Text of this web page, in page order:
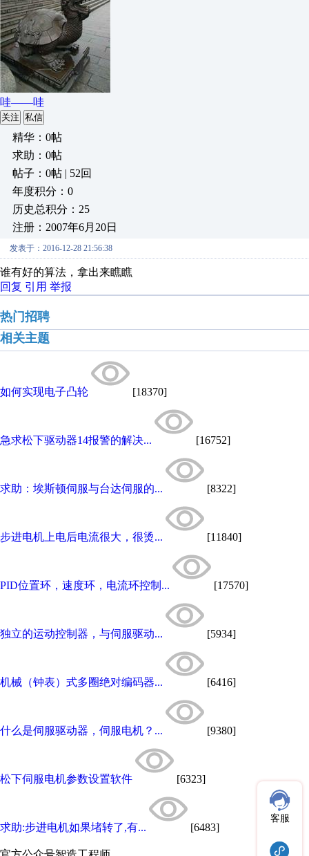
哇——哇
关注 私信
精华：0帖
求助：0帖
帖子：0帖 | 52回
年度积分：0
历史总积分：25
注册：2007年6月20日
发表于：2016-12-28 21:56:38
谁有好的算法，拿出来瞧瞧
回复 引用 举报
热门招聘
相关主题
如何实现电子凸轮 [18370]
急求松下驱动器14报警的解决... [16752]
求助：埃斯顿伺服与台达伺服的... [8322]
步进电机上电后电流很大，很烫... [11840]
PID位置环，速度环，电流环控制... [17570]
独立的运动控制器，与伺服驱动... [5934]
机械（钟表）式多圈绝对编码器... [6416]
什么是伺服驱动器，伺服电机？... [9380]
松下伺服电机参数设置软件 [6323]
求助:步进电机如果堵转了,有... [6483]
客服